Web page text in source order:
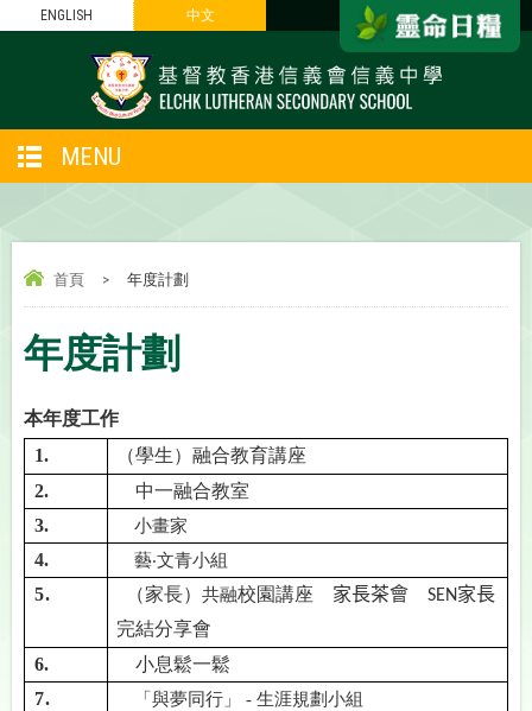
ENGLISH 中文
MENU
首頁 > 年度計劃
年度計劃
本年度工作
1.
（學生）融合教育講座
2.
中一融合教室
3.
小畫家
4. 藝‧文青小組
5. （家長）共融校園講座 家長茶會SEN家長
完結分享會
6. 小息鬆一鬆
7.
「與夢同行」 - 生涯規劃小組